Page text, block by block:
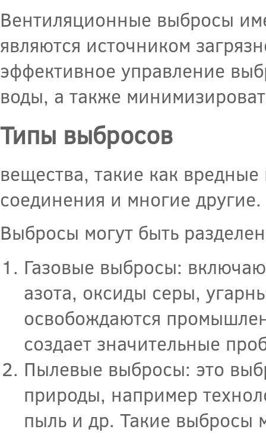
Вентиляционные выбросы
являются источником
эффективное управление
воды, а также
Типы выбросов
вещества, такие как
соединения и многие другие.
Выбросы могут быть
Газовые выбросы:
азота, оксиды серы,
освобождаются
создает значительные
Пылевые выбросы: это
природы, например
пыль и др. Такие выбросы